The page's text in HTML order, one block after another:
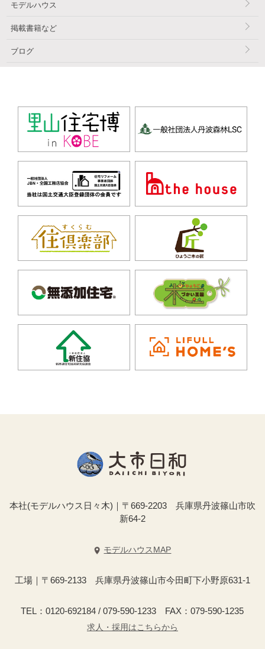
モデルハウス
掲載書籍など
ブログ
本社(モデルハウス日々木)｜〒669-2203 兵庫県丹波篠山市吹
新64-2
モデルハウスMAP
工場｜〒669-2133 兵庫県丹波篠山市今田町下小野原631-1
TEL：0120-692184 / 079-590-1233 FAX：079-590-1235
求人・採用はこちらから